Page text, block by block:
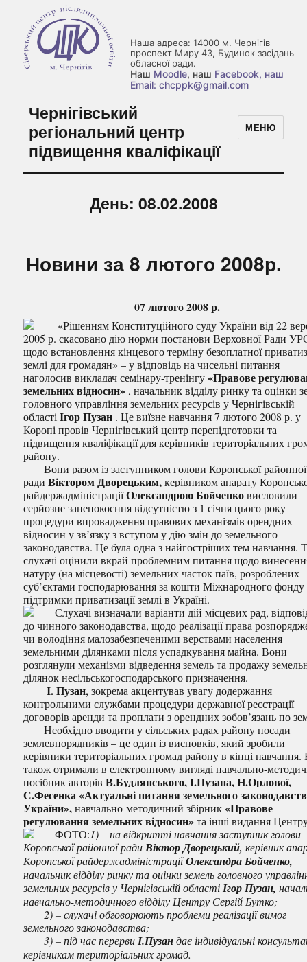
Наша адреса: 14000 м. Чернігів
проспект Миру 43, Будинок засідань
обласної ради.
Наш Moodle, наш Facebook, наш
Email: chcppk@gmail.com
Чернігівський
регіональний центр
підвищення кваліфікації
МЕНЮ
День: 08.02.2008
Новини за 8 лютого 2008р.
07 лютого 2008 р.
«Рішенням Конституційного суду України від 22
2005 р. скасовано дію норми постанови Верховної Ради
щодо встановлення кінцевого терміну безоплатної
землі для громадян» – у відповідь на чисельні питання
наголосив викладач семінару-тренінгу«Правове
земельних відносин» , начальник відділу ринку та оцінки
головного управління земельних ресурсів у Чернігівській
областіІгор Пузан . Це виїзне навчання 7 лютого 2008 р. у
Коропі провів Чернігівський центр перепідготовки та
підвищення кваліфікації для керівників територіальних
району.
Вони разом із заступником голови Коропської районної
радиВіктором Дворецьким,керівником апарату
райдержадміністраціїОлександрою Бойченковисловили
серйозне занепокоєння відсутністю з 1 січня цього року
процедури впровадження правових механізмів орендних
відносин у зв’язку з вступом у дію змін до земельного
законодавства. Це була одна з найгостріших тем навчання.
слухачі оцінили вкрай проблемним питання щодо
натуру (на місцевості) земельних часток паїв, розроблених
суб’єктами господарювання за кошти Міжнародного фонду
підтримки приватизації землі в Україні.
Слухачі визначали варіанти дій місцевих рад,
до чинного законодавства, щодо реалізації права
чи володіння малозабезпеченими верствами населення
земельними ділянками після успадкування майна. Вони
розглянули механізми відведення земель та продажу
ділянок несільськогосподарського призначення.
І. Пузан,зокрема акцентував увагу додержання
контрольними службами процедури державної реєстрації
договорів аренди та проплати з орендних зобов’язань по
Необхідно вводити у сільських радах району посади
землевпорядників – це один із висновків, який зробили
керівники територіальних громад району в кінці
також отримали в електронному вигляді навчально-
посібник авторівВ.Будлянського, І.Пузана, Н.Орлової,
С.Фесенка «Актуальні питання земельного
України»,навчально-методичний збірник«Правове
регулювання земельних відносин»та інші видання
ФОТО:1) – на відкритті навчання заступник голови
Коропської районної ради Віктор Дворецький,керівник
Коропської райдержадміністраціїОлександра Бойченко,
начальник відділу ринку та оцінки земель головного
земельних ресурсів у Чернігівській області Ігор Пузан,
навчально-методичного відділу Центру Сергій Бутко;
2) – слухачі обговорюють проблеми реалізації вимог
земельного законодавства;
3) – під час перерви І.Пузандає індивідуальні
керівникам територіальних громад.